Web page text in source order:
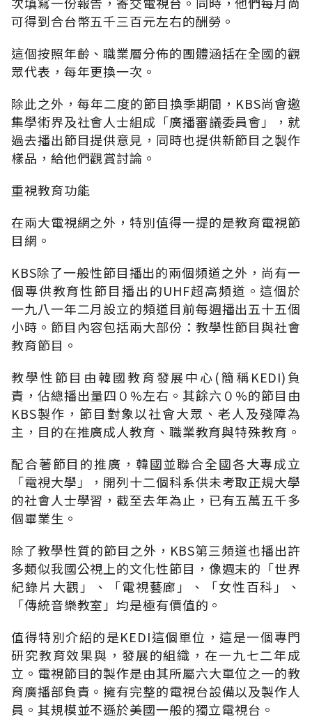
可得到合台幣五千三百元左右的酬勞。
這個按照年齡、職業層分佈的團體涵括在全國的觀
眾代表，每年更換一次。
除此之外，每年二度的節目換季期間，KBS尚會邀
集學術界及社會人士組成「廣播審議委員會」，就
過去播出節目提供意見，同時也提供新節目之製作
樣品，給他們觀賞討論。
重視教育功能
在兩大電視網之外，特別值得一提的是教育電視節
目網。
KBS除了一般性節目播出的兩個頻道之外，尚有一
個專供教育性節目播出的UHF超高頻道。這個於
一九八一年二月設立的頻道目前每週播出五十五個
小時。節目內容包括兩大部份：教學性節目與社會
教育節目。
教學性節目由韓國教育發展中心(簡稱KEDI)負
責，佔總播出量四０%左右。其餘六０%的節目由
KBS製作，節目對象以社會大眾、老人及殘障為
主，目的在推廣成人教育、職業教育與特殊教育。
配合著節目的推廣，韓國並聯合全國各大專成立
「電視大學」，開列十二個科系供未考取正規大學
的社會人士學習，截至去年為止，已有五萬五千多
個畢業生。
除了教學性質的節目之外，KBS第三頻道也播出許
多類似我國公視上的文化性節目，像週末的「世界
紀錄片大觀」、「電視藝廊」、「女性百科」、
「傳統音樂教室」均是極有價值的。
值得特別介紹的是KEDI這個單位，這是一個專門
研究教育效果與，發展的組織，在一九七二年成
立。電視節目的製作是由其所屬六大單位之一的教
育廣播部負責。擁有完整的電視台設備以及製作人
員。其規模並不遜於美國一般的獨立電視台。